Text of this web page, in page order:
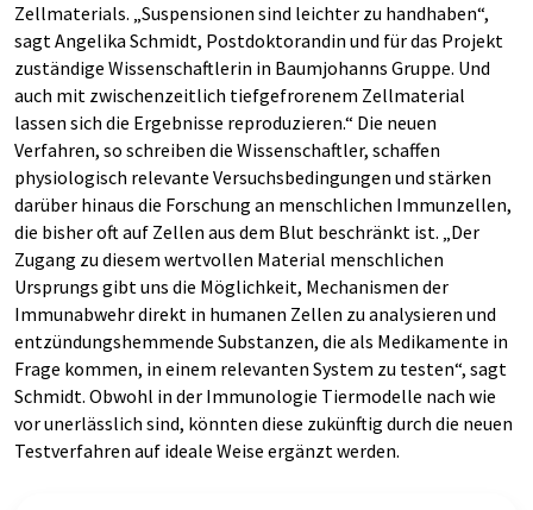
Zellmaterials. „Suspensionen sind leichter zu handhaben“,
sagt Angelika Schmidt, Postdoktorandin und für das Projekt
zuständige Wissenschaftlerin in Baumjohanns Gruppe. Und
auch mit zwischenzeitlich tiefgefrorenem Zellmaterial
lassen sich die Ergebnisse reproduzieren.“ Die neuen
Verfahren, so schreiben die Wissenschaftler, schaffen
physiologisch relevante Versuchsbedingungen und stärken
darüber hinaus die Forschung an menschlichen Immunzellen,
die bisher oft auf Zellen aus dem Blut beschränkt ist. „Der
Zugang zu diesem wertvollen Material menschlichen
Ursprungs gibt uns die Möglichkeit, Mechanismen der
Immunabwehr direkt in humanen Zellen zu analysieren und
entzündungshemmende Substanzen, die als Medikamente in
Frage kommen, in einem relevanten System zu testen“, sagt
Schmidt. Obwohl in der Immunologie Tiermodelle nach wie
vor unerlässlich sind, könnten diese zukünftig durch die neuen
Testverfahren auf ideale Weise ergänzt werden.